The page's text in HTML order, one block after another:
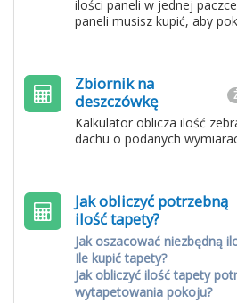
ilości paneli w jednej
paneli musisz kupić, aby
Zbiornik na
deszczówkę
Kalkulator oblicza ilość
dachu o podanych
Jak obliczyć potrzebną
ilość tapety?
Jak oszacować niezbędną
Ile kupić tapety?
Jak obliczyć ilość tapety
wytapetowania pokoju?